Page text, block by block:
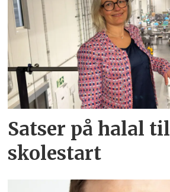
Satser på halal til
skolestart